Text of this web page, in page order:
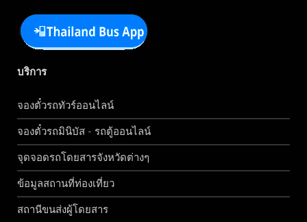
บริการ
จองตั๋วรถทัวร์ออนไลน์
จองตั๋วรถมินิบัส - รถตู้ออนไลน์
จุดจอดรถโดยสารจังหวัดต่างๆ
ข้อมูลสถานที่ท่องเที่ยว
สถานีขนส่งผู้โดยสาร